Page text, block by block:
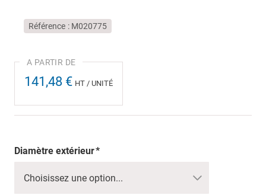
Référence M020775
141,48 € HT / UNITÉ
Diamètre extérieur